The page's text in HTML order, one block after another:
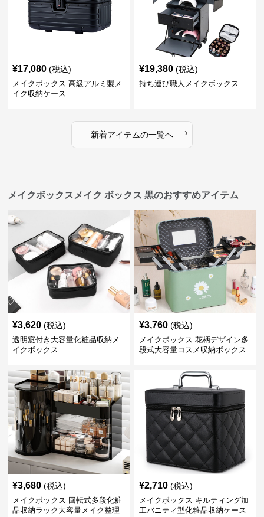
¥17,080 (税込)
メイクボックス 高級アルミ製メ
イク収納ケース
¥19,380 (税込)
持ち運び職人メイクボックス
新着アイテムの一覧へ ›
メイクボックスメイク ボックス 黒のおすすめアイテム
¥3,620 (税込)
透明窓付き大容量化粧品収納メ
イクボックス
¥3,760 (税込)
メイクボックス 花柄デザイン多
段式大容量コスメ収納ボックス
¥3,680 (税込)
メイクボックス 回転式多段化粧
品収納ラック大容量メイク整理
¥2,710 (税込)
メイクボックス キルティング加
工バニティ型化粧品収納ケース